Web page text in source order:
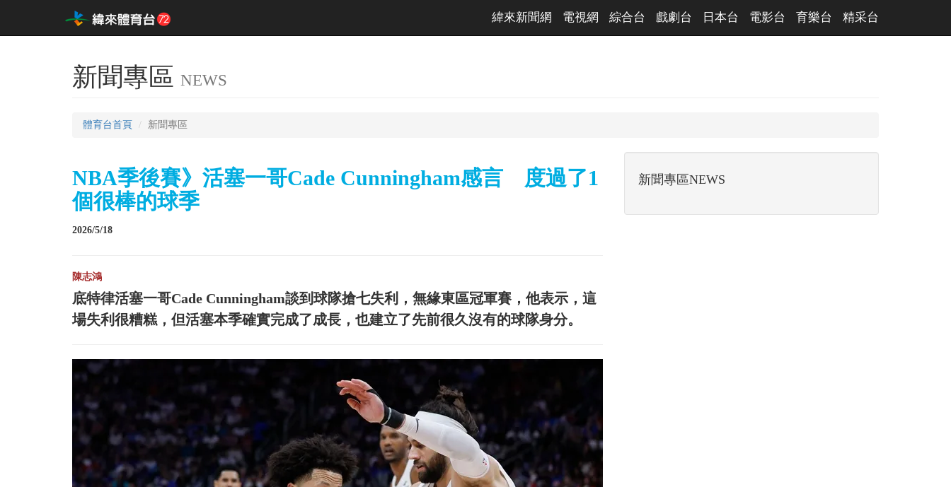
緯來新聞網 電視網 綜合台 戲劇台 日本台 電影台 育樂台 精采台
新聞專區 NEWS
體育台首頁 新聞專區
NBA季後賽》活塞一哥Cade Cunningham感言 度過了1
個很棒的球季
2026/5/18
陳志鴻
底特律活塞一哥Cade Cunningham談到球隊搶七失利，無緣東區冠軍賽，他表示，這
場失利很糟糕，但活塞本季確實完成了成長，也建立了先前很久沒有的球隊身分。
新聞專區NEWS